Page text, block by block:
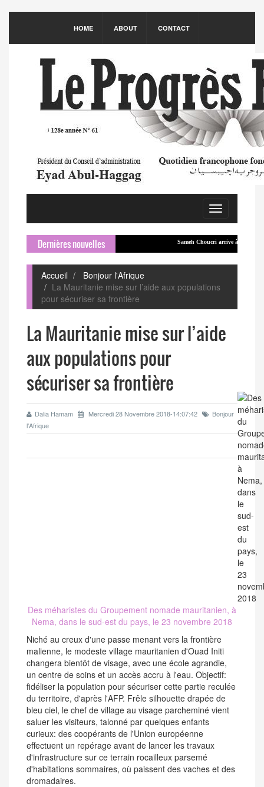
HOME ABOUT CONTACT
Toggle
navigation
Dernières nouvelles Sameh Choucri arrive à Beyrouth
Accueil
Bonjour l'Afrique
La Mauritanie mise sur l’aide aux populations
pour sécuriser sa frontière
La Mauritanie mise sur l’aide
aux populations pour
sécuriser sa frontière
Dalia Hamam Mercredi 28 Novembre 2018-14:07:42
Bonjour
l'Afrique
Des méharistes du Groupement nomade mauritanien, à
Nema, dans le sud-est du pays, le 23 novembre 2018
Niché au creux d'une passe menant vers la frontière
malienne, le modeste village mauritanien d'Ouad Initi
changera bientôt de visage, avec une école agrandie,
un centre de soins et un accès accru à l'eau. Objectif:
fidéliser la population pour sécuriser cette partie reculée
du territoire, d'après l'AFP. Frêle silhouette drapée de
bleu ciel, le chef de village au visage parcheminé vient
saluer les visiteurs, talonné par quelques enfants
curieux: des coopérants de l'Union européenne
effectuent un repérage avant de lancer les travaux
d'infrastructure sur ce terrain rocailleux parsemé
d'habitations sommaires, où paissent des vaches et des
dromadaires.